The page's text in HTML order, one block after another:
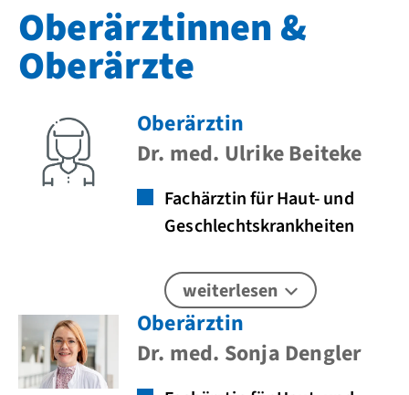
Oberärztinnen &
Oberärzte
Oberärztin
Dr. med. Ulrike Beiteke
Fachärztin für Haut- und
Geschlechtskrankheiten
weiterlesen
Oberärztin
Dr. med. Sonja Dengler